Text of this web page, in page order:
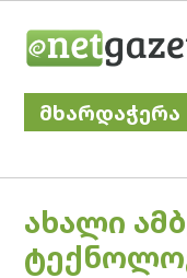
მხარდაჭერა
POSTED
IN
ᲐᲮᲐᲚᲘ